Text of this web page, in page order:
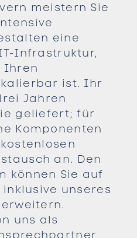
meistern Sie
eine
Infrastruktur,
Ihren
ist. Ihr
Jahren
geliefert; für
Komponenten
an. Den
können Sie auf
unseres
uns als